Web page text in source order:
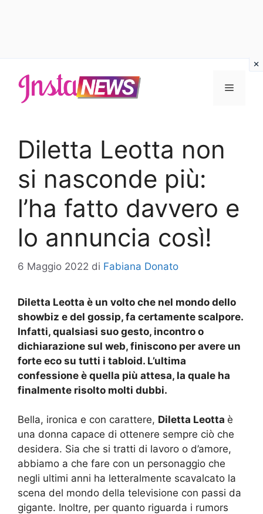
contenuto
Menu
Diletta Leotta non
si nasconde più:
l’ha fatto davvero e
lo annuncia così!
6 Maggio 2022 di Fabiana Donato
Diletta Leotta è un volto che nel mondo dello
showbiz e del gossip, fa certamente scalpore.
Infatti, qualsiasi suo gesto, incontro o
dichiarazione sul web, finiscono per avere un
forte eco su tutti i tabloid. L’ultima
confessione è quella più attesa, la quale ha
finalmente risolto molti dubbi.
Bella, ironica e con carattere, Diletta Leotta è
una donna capace di ottenere sempre ciò che
desidera. Sia che si tratti di lavoro o d’amore,
abbiamo a che fare con un personaggio che
negli ultimi anni ha letteralmente scavalcato la
scena del mondo della televisione con passi da
gigante. Inoltre, per quanto riguarda i rumors